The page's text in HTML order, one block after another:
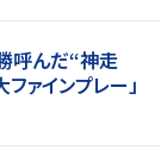
呼んだ“神走
ァインプレー」